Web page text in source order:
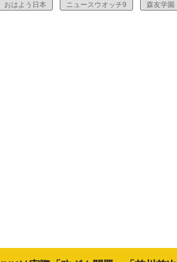
おはよう日本 ニュースウオッチ9 森友学園